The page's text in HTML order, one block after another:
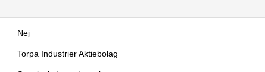
Nej
Torpa Industrier Aktiebolag